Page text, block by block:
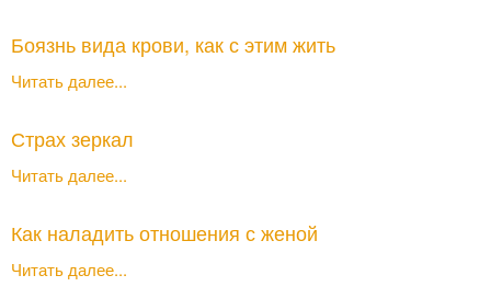
Боязнь вида крови, как с этим жить
Читать далее...
Страх зеркал
Читать далее...
Как наладить отношения с женой
Читать далее...